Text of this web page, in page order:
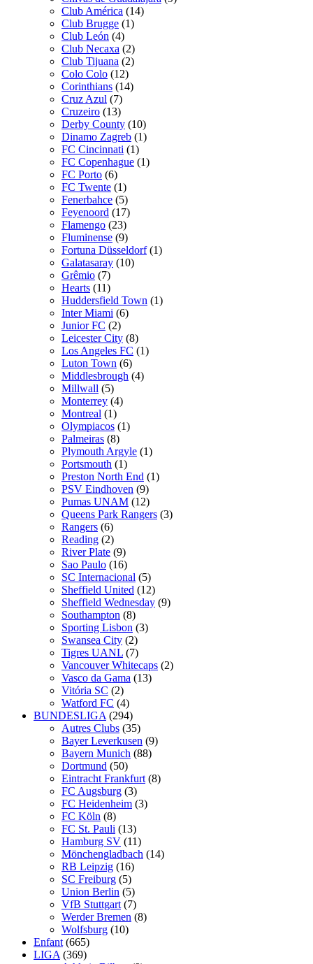
Club América (14)
Club Brugge (1)
Club León (4)
Club Necaxa (2)
Club Tijuana (2)
Colo Colo (12)
Corinthians (14)
Cruz Azul (7)
Cruzeiro (13)
Derby County (10)
Dinamo Zagreb (1)
FC Cincinnati (1)
FC Copenhague (1)
FC Porto (6)
FC Twente (1)
Fenerbahce (5)
Feyenoord (17)
Flamengo (23)
Fluminense (9)
Fortuna Düsseldorf (1)
Galatasaray (10)
Grêmio (7)
Hearts (11)
Huddersfield Town (1)
Inter Miami (6)
Junior FC (2)
Leicester City (8)
Los Angeles FC (1)
Luton Town (6)
Middlesbrough (4)
Millwall (5)
Monterrey (4)
Montreal (1)
Olympiacos (1)
Palmeiras (8)
Plymouth Argyle (1)
Portsmouth (1)
Preston North End (1)
PSV Eindhoven (9)
Pumas UNAM (12)
Queens Park Rangers (3)
Rangers (6)
Reading (2)
River Plate (9)
Sao Paulo (16)
SC Internacional (5)
Sheffield United (12)
Sheffield Wednesday (9)
Southampton (8)
Sporting Lisbon (3)
Swansea City (2)
Tigres UANL (7)
Vancouver Whitecaps (2)
Vasco da Gama (13)
Vitória SC (2)
Watford FC (4)
BUNDESLIGA (294)
Autres Clubs (35)
Bayer Leverkusen (9)
Bayern Munich (88)
Dortmund (50)
Eintracht Frankfurt (8)
FC Augsburg (3)
FC Heidenheim (3)
FC Köln (8)
FC St. Pauli (13)
Hamburg SV (11)
Mönchengladbach (14)
RB Leipzig (16)
SC Freiburg (5)
Union Berlin (5)
VfB Stuttgart (7)
Werder Bremen (8)
Wolfsburg (10)
Enfant (665)
LIGA (369)